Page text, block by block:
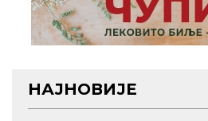
НАЈНОВИЈЕ